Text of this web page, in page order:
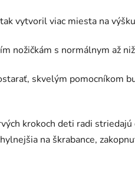
vytvoril viac miesta na
nožičkám s normálnym až
skvelým pomocníkom
krokoch deti radi
na škrabance,